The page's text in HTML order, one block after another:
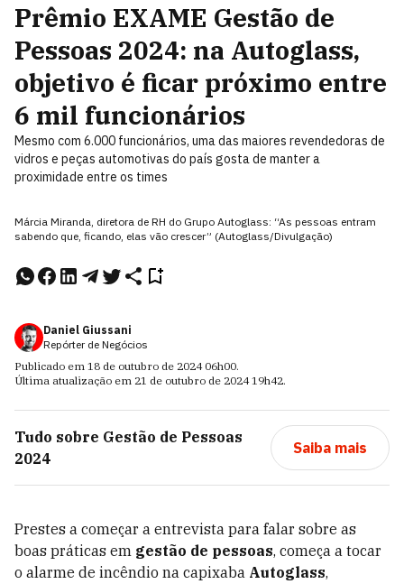
Prêmio EXAME Gestão de
Pessoas 2024: na Autoglass,
objetivo é ficar próximo entre
6 mil funcionários
Mesmo com 6.000 funcionários, uma das maiores revendedoras de
vidros e peças automotivas do país gosta de manter a
proximidade entre os times
Márcia Miranda, diretora de RH do Grupo Autoglass: “As pes­soas entram
sabendo que, ficando, elas vão crescer” (Autoglass/Divulgação)
Daniel Giussani
Repórter de Negócios
Publicado em 18 de outubro de 2024 06h00.
Última atualização em 21 de outubro de 2024 19h42.
Tudo sobre Gestão de Pessoas
2024
Saiba mais
Prestes a começar a entrevista para falar sobre as
boas práticas em gestão de pessoas, começa a tocar
o alarme de incêndio na capixaba ­ Autoglass,